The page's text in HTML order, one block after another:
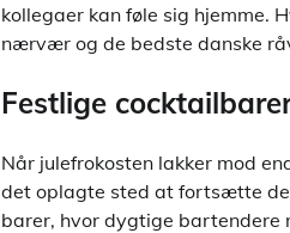
kollegaer kan føle sig hjemme.
nærvær og de bedste danske
Festlige
Når julefrokosten lakker mod
det oplagte sted at fortsætte
barer, hvor dygtige bartendere